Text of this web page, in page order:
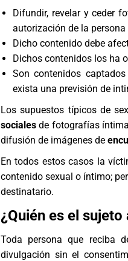
Difundir, revelar y ceder
autorización de la
Dicho contenido debe
Dichos contenidos los ha
Son contenidos
exista una previsión de
Los supuestos típicos de
sociales de fotografías
difusión de imágenes de
En todos estos casos la
contenido sexual o íntimo;
destinatario.
¿Quién es el
Toda persona que reciba
divulgación sin el